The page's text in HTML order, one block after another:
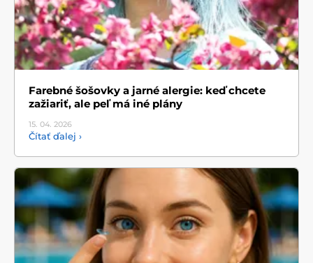
Farebné šošovky a jarné alergie: keď chcete
zažiariť, ale peľ má iné plány
15. 04. 2026
Čítať ďalej ›